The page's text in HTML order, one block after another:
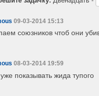
09-03-2014 15:13
союзников чтоб они
08-03-2014 19:59
показывать жида тупого